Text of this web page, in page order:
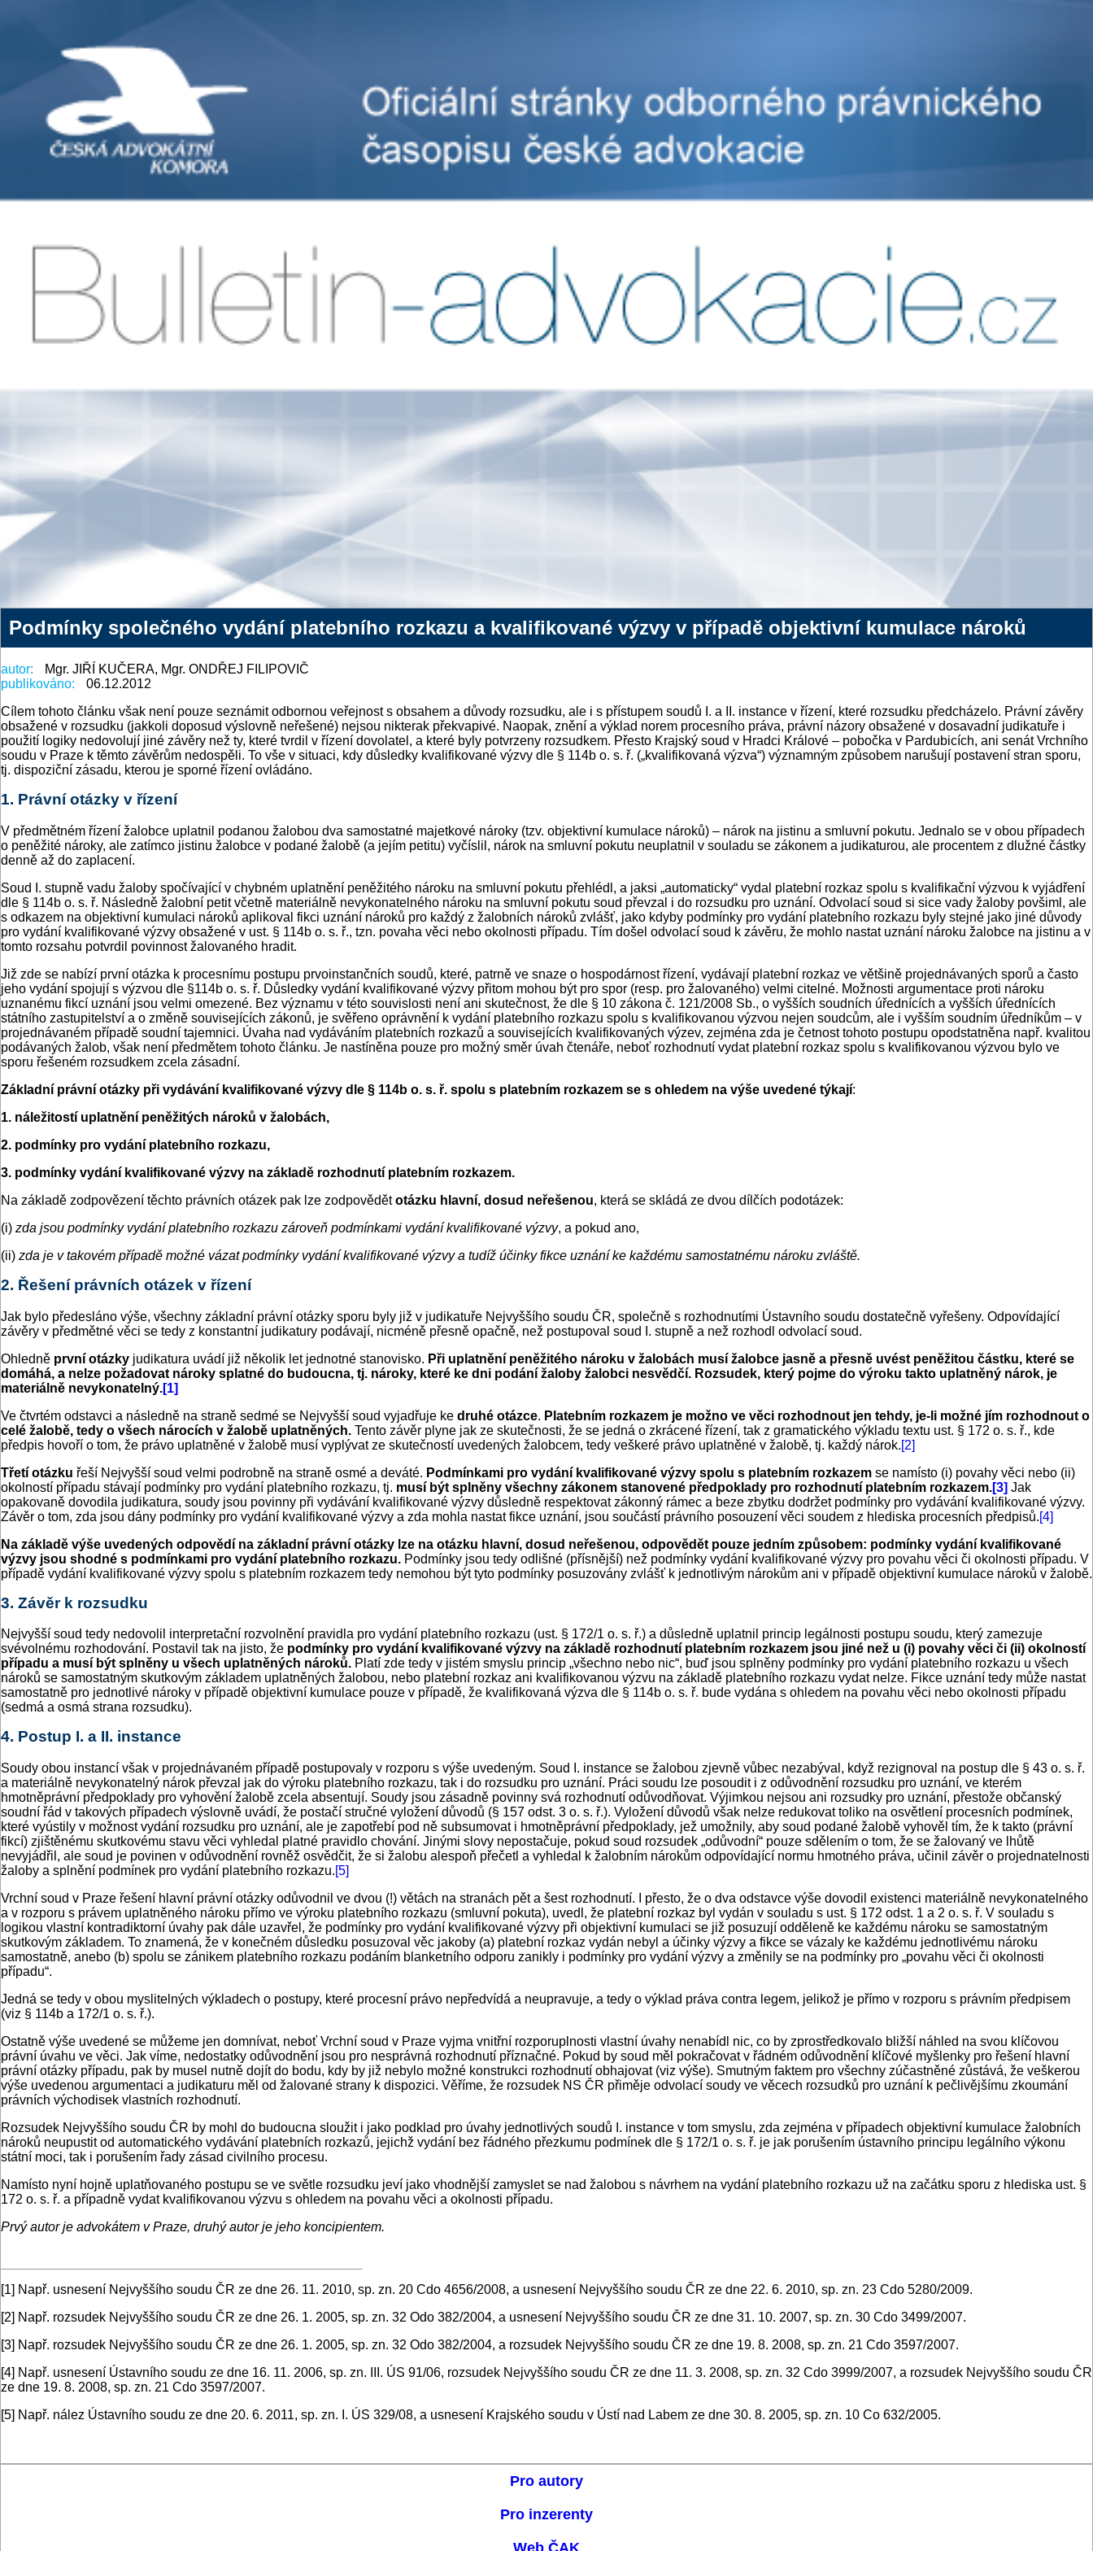
Podmínky společného vydání platebního rozkazu a kvalifikované výzvy v případě objektivní kumulace nároků
autor:
Mgr. JIŘÍ KUČERA, Mgr. ONDŘEJ FILIPOVIČ
publikováno:
06.12.2012
Cílem tohoto článku však není pouze seznámit odbornou veřejnost s obsahem a důvody rozsudku, ale i s přístupem soudů I. a II. instance v řízení, které rozsudku předcházelo. Právní závěry
obsažené v rozsudku (jakkoli doposud výslovně neřešené) nejsou nikterak překvapivé. Naopak, znění a výklad norem procesního práva, právní názory obsažené v dosavadní judikatuře i
použití logiky nedovolují jiné závěry než ty, které tvrdil v řízení dovolatel, a které byly potvrzeny rozsudkem. Přesto Krajský soud v Hradci Králové – pobočka v Pardubicích, ani senát Vrchního
soudu v Praze k těmto závěrům nedospěli. To vše v situaci, kdy důsledky kvalifikované výzvy dle § 114b o. s. ř. („kvalifikovaná výzva“) významným způsobem narušují postavení stran sporu,
tj. dispoziční zásadu, kterou je sporné řízení ovládáno.
1. Právní otázky v řízení
V předmětném řízení žalobce uplatnil podanou žalobou dva samostatné majetkové nároky (tzv. objektivní kumulace nároků) – nárok na jistinu a smluvní pokutu. Jednalo se v obou případech
o peněžité nároky, ale zatímco jistinu žalobce v podané žalobě (a jejím petitu) vyčíslil, nárok na smluvní pokutu neuplatnil v souladu se zákonem a judikaturou, ale procentem z dlužné částky
denně až do zaplacení.
Soud I. stupně vadu žaloby spočívající v chybném uplatnění peněžitého nároku na smluvní pokutu přehlédl, a jaksi „automaticky“ vydal platební rozkaz spolu s kvalifikační výzvou k vyjádření
dle § 114b o. s. ř. Následně žalobní petit včetně materiálně nevykonatelného nároku na smluvní pokutu soud převzal i do rozsudku pro uznání. Odvolací soud si sice vady žaloby povšiml, ale
s odkazem na objektivní kumulaci nároků aplikoval fikci uznání nároků pro každý z žalobních nároků zvlášť, jako kdyby podmínky pro vydání platebního rozkazu byly stejné jako jiné důvody
pro vydání kvalifikované výzvy obsažené v ust. § 114b o. s. ř., tzn. povaha věci nebo okolnosti případu. Tím došel odvolací soud k závěru, že mohlo nastat uznání nároku žalobce na jistinu a v
tomto rozsahu potvrdil povinnost žalovaného hradit.
Již zde se nabízí první otázka k procesnímu postupu prvoinstančních soudů, které, patrně ve snaze o hospodárnost řízení, vydávají platební rozkaz ve většině projednávaných sporů a často
jeho vydání spojují s výzvou dle §114b o. s. ř. Důsledky vydání kvalifikované výzvy přitom mohou být pro spor (resp. pro žalovaného) velmi citelné. Možnosti argumentace proti nároku
uznanému fikcí uznání jsou velmi omezené. Bez významu v této souvislosti není ani skutečnost, že dle § 10 zákona č. 121/2008 Sb., o vyšších soudních úřednících a vyšších úřednících
státního zastupitelství a o změně souvisejících zákonů, je svěřeno oprávnění k vydání platebního rozkazu spolu s kvalifikovanou výzvou nejen soudcům, ale i vyšším soudním úředníkům – v
projednávaném případě soudní tajemnici. Úvaha nad vydáváním platebních rozkazů a souvisejících kvalifikovaných výzev, zejména zda je četnost tohoto postupu opodstatněna např. kvalitou
podávaných žalob, však není předmětem tohoto článku. Je nastíněna pouze pro možný směr úvah čtenáře, neboť rozhodnutí vydat platební rozkaz spolu s kvalifikovanou výzvou bylo ve
sporu řešeném rozsudkem zcela zásadní.
Základní právní otázky při vydávání kvalifikované výzvy dle § 114b o. s. ř. spolu s platebním rozkazem se s ohledem na výše uvedené týkají:
1. náležitostí uplatnění peněžitých nároků v žalobách,
2. podmínky pro vydání platebního rozkazu,
3. podmínky vydání kvalifikované výzvy na základě rozhodnutí platebním rozkazem.
Na základě zodpovězení těchto právních otázek pak lze zodpovědětotázku hlavní, dosud neřešenou, která se skládá ze dvou dílčích podotázek:
(i) zda jsou podmínky vydání platebního rozkazu zároveň podmínkami vydání kvalifikované výzvy, a pokud ano,
(ii) zda je v takovém případě možné vázat podmínky vydání kvalifikované výzvy a tudíž účinky fikce uznání ke každému samostatnému nároku zvláště.
2. Řešení právních otázek v řízení
Jak bylo předesláno výše, všechny základní právní otázky sporu byly již v judikatuře Nejvyššího soudu ČR, společně s rozhodnutími Ústavního soudu dostatečně vyřešeny. Odpovídající
závěry v předmětné věci se tedy z konstantní judikatury podávají, nicméně přesně opačně, než postupoval soud I. stupně a než rozhodl odvolací soud.
Ohledně první otázky judikatura uvádí již několik let jednotné stanovisko. Při uplatnění peněžitého nároku v žalobách musí žalobce jasně a přesně uvést peněžitou částku, které se
domáhá, a nelze požadovat nároky splatné do budoucna, tj. nároky, které ke dni podání žaloby žalobci nesvědčí. Rozsudek, který pojme do výroku takto uplatněný nárok, je
materiálně nevykonatelný.[1]
Ve čtvrtém odstavci a následně na straně sedmé se Nejvyšší soud vyjadřuje ke druhé otázce. Platebním rozkazem je možno ve věci rozhodnout jen tehdy, je-li možné jím rozhodnout o
celé žalobě, tedy o všech nárocích v žalobě uplatněných. Tento závěr plyne jak ze skutečnosti, že se jedná o zkrácené řízení, tak z gramatického výkladu textu ust. § 172 o. s. ř., kde
předpis hovoří o tom, že právo uplatněné v žalobě musí vyplývat ze skutečností uvedených žalobcem, tedy veškeré právo uplatněné v žalobě, tj. každý nárok.[2]
Třetí otázku řeší Nejvyšší soud velmi podrobně na straně osmé a deváté. Podmínkami pro vydání kvalifikované výzvy spolu s platebním rozkazem se namísto (i) povahy věci nebo (ii)
okolností případu stávají podmínky pro vydání platebního rozkazu, tj. musí být splněny všechny zákonem stanovené předpoklady pro rozhodnutí platebním rozkazem.[3] Jak
opakovaně dovodila judikatura, soudy jsou povinny při vydávání kvalifikované výzvy důsledně respektovat zákonný rámec a beze zbytku dodržet podmínky pro vydávání kvalifikované výzvy.
Závěr o tom, zda jsou dány podmínky pro vydání kvalifikované výzvy a zda mohla nastat fikce uznání, jsou součástí právního posouzení věci soudem z hlediska procesních předpisů.[4]
Na základě výše uvedených odpovědí na základní právní otázky lze na otázku hlavní, dosud neřešenou, odpovědět pouze jedním způsobem: podmínky vydání kvalifikované
výzvy jsou shodné s podmínkami pro vydání platebního rozkazu. Podmínky jsou tedy odlišné (přísnější) než podmínky vydání kvalifikované výzvy pro povahu věci či okolnosti případu. V
případě vydání kvalifikované výzvy spolu s platebním rozkazem tedy nemohou být tyto podmínky posuzovány zvlášť k jednotlivým nárokům ani v případě objektivní kumulace nároků v žalobě.
3. Závěr k rozsudku
Nejvyšší soud tedy nedovolil interpretační rozvolnění pravidla pro vydání platebního rozkazu (ust. § 172/1 o. s. ř.) a důsledně uplatnil princip legálnosti postupu soudu, který zamezuje
svévolnému rozhodování. Postavil tak na jisto, že podmínky pro vydání kvalifikované výzvy na základě rozhodnutí platebním rozkazem jsou jiné než u (i) povahy věci či (ii) okolností
případu a musí být splněny u všech uplatněných nároků. Platí zde tedy v jistém smyslu princip „všechno nebo nic“, buď jsou splněny podmínky pro vydání platebního rozkazu u všech
nároků se samostatným skutkovým základem uplatněných žalobou, nebo platební rozkaz ani kvalifikovanou výzvu na základě platebního rozkazu vydat nelze. Fikce uznání tedy může nastat
samostatně pro jednotlivé nároky v případě objektivní kumulace pouze v případě, že kvalifikovaná výzva dle § 114b o. s. ř. bude vydána s ohledem na povahu věci nebo okolnosti případu
(sedmá a osmá strana rozsudku).
4. Postup I. a II. instance
Soudy obou instancí však v projednávaném případě postupovaly v rozporu s výše uvedeným. Soud I. instance se žalobou zjevně vůbec nezabýval, když rezignoval na postup dle § 43 o. s. ř.
a materiálně nevykonatelný nárok převzal jak do výroku platebního rozkazu, tak i do rozsudku pro uznání. Práci soudu lze posoudit i z odůvodnění rozsudku pro uznání, ve kterém
hmotněprávní předpoklady pro vyhovění žalobě zcela absentují. Soudy jsou zásadně povinny svá rozhodnutí odůvodňovat. Výjimkou nejsou ani rozsudky pro uznání, přestože občanský
soudní řád v takových případech výslovně uvádí, že postačí stručné vyložení důvodů (§ 157 odst. 3 o. s. ř.). Vyložení důvodů však nelze redukovat toliko na osvětlení procesních podmínek,
které vyústily v možnost vydání rozsudku pro uznání, ale je zapotřebí pod ně subsumovat i hmotněprávní předpoklady, jež umožnily, aby soud podané žalobě vyhověl tím, že k takto (právní
fikcí) zjištěnému skutkovému stavu věci vyhledal platné pravidlo chování. Jinými slovy nepostačuje, pokud soud rozsudek „odůvodní“ pouze sdělením o tom, že se žalovaný ve lhůtě
nevyjádřil, ale soud je povinen v odůvodnění rovněž osvědčit, že si žalobu alespoň přečetl a vyhledal k žalobním nárokům odpovídající normu hmotného práva, učinil závěr o projednatelnosti
žaloby a splnění podmínek pro vydání platebního rozkazu.[5]
Vrchní soud v Praze řešení hlavní právní otázky odůvodnil ve dvou (!) větách na stranách pět a šest rozhodnutí. I přesto, že o dva odstavce výše dovodil existenci materiálně nevykonatelného
a v rozporu s právem uplatněného nároku přímo ve výroku platebního rozkazu (smluvní pokuta), uvedl, že platební rozkaz byl vydán v souladu s ust. § 172 odst. 1 a 2 o. s. ř. V souladu s
logikou vlastní kontradiktorní úvahy pak dále uzavřel, že podmínky pro vydání kvalifikované výzvy při objektivní kumulaci se již posuzují odděleně ke každému nároku se samostatným
skutkovým základem. To znamená, že v konečném důsledku posuzoval věc jakoby (a) platební rozkaz vydán nebyl a účinky výzvy a fikce se vázaly ke každému jednotlivému nároku
samostatně, anebo (b) spolu se zánikem platebního rozkazu podáním blanketního odporu zanikly i podmínky pro vydání výzvy a změnily se na podmínky pro „povahu věci či okolnosti
případu“.
Jedná se tedy v obou myslitelných výkladech o postupy, které procesní právo nepředvídá a neupravuje, a tedy o výklad práva contra legem, jelikož je přímo v rozporu s právním předpisem
(viz § 114b a 172/1 o. s. ř.).
Ostatně výše uvedené se můžeme jen domnívat, neboť Vrchní soud v Praze vyjma vnitřní rozporuplnosti vlastní úvahy nenabídl nic, co by zprostředkovalo bližší náhled na svou klíčovou
právní úvahu ve věci. Jak víme, nedostatky odůvodnění jsou pro nesprávná rozhodnutí příznačné. Pokud by soud měl pokračovat v řádném odůvodnění klíčové myšlenky pro řešení hlavní
právní otázky případu, pak by musel nutně dojít do bodu, kdy by již nebylo možné konstrukci rozhodnutí obhajovat (viz výše). Smutným faktem pro všechny zúčastněné zůstává, že veškerou
výše uvedenou argumentaci a judikaturu měl od žalované strany k dispozici. Věříme, že rozsudek NS ČR přiměje odvolací soudy ve věcech rozsudků pro uznání k pečlivějšímu zkoumání
právních východisek vlastních rozhodnutí.
Rozsudek Nejvyššího soudu ČR by mohl do budoucna sloužit i jako podklad pro úvahy jednotlivých soudů I. instance v tom smyslu, zda zejména v případech objektivní kumulace žalobních
nároků neupustit od automatického vydávání platebních rozkazů, jejichž vydání bez řádného přezkumu podmínek dle § 172/1 o. s. ř. je jak porušením ústavního principu legálního výkonu
státní moci, tak i porušením řady zásad civilního procesu.
Namísto nyní hojně uplatňovaného postupu se ve světle rozsudku jeví jako vhodnější zamyslet se nad žalobou s návrhem na vydání platebního rozkazu už na začátku sporu z hlediska ust. §
172 o. s. ř. a případně vydat kvalifikovanou výzvu s ohledem na povahu věci a okolnosti případu.
Prvý autor je advokátem v Praze, druhý autor je jeho koncipientem.
[1] Např. usnesení Nejvyššího soudu ČR ze dne 26. 11. 2010, sp. zn. 20 Cdo 4656/2008, a usnesení Nejvyššího soudu ČR ze dne 22. 6. 2010, sp. zn. 23 Cdo 5280/2009.
[2] Např. rozsudek Nejvyššího soudu ČR ze dne 26. 1. 2005, sp. zn. 32 Odo 382/2004, a usnesení Nejvyššího soudu ČR ze dne 31. 10. 2007, sp. zn. 30 Cdo 3499/2007.
[3] Např. rozsudek Nejvyššího soudu ČR ze dne 26. 1. 2005, sp. zn. 32 Odo 382/2004, a rozsudek Nejvyššího soudu ČR ze dne 19. 8. 2008, sp. zn. 21 Cdo 3597/2007.
[4] Např. usnesení Ústavního soudu ze dne 16. 11. 2006, sp. zn. III. ÚS 91/06, rozsudek Nejvyššího soudu ČR ze dne 11. 3. 2008, sp. zn. 32 Cdo 3999/2007, a rozsudek Nejvyššího soudu ČR
ze dne 19. 8. 2008, sp. zn. 21 Cdo 3597/2007.
[5] Např. nález Ústavního soudu ze dne 20. 6. 2011, sp. zn. I. ÚS 329/08, a usnesení Krajského soudu v Ústí nad Labem ze dne 30. 8. 2005, sp. zn. 10 Co 632/2005.
Pro autory
Pro inzerenty